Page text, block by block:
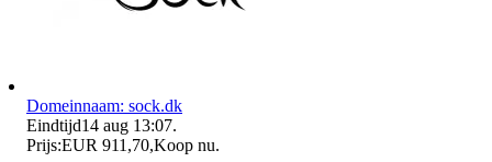
Domeinnaam: sock.dk
Eindtijd14 aug 13:07.
Prijs:EUR 911,70,Koop nu.